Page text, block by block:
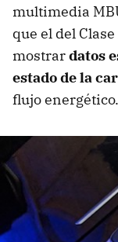
multimedia
que el del
mostrardatos
estado de la
flujo energético.